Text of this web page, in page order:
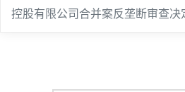
控股有限公司合并案反垄断审查决